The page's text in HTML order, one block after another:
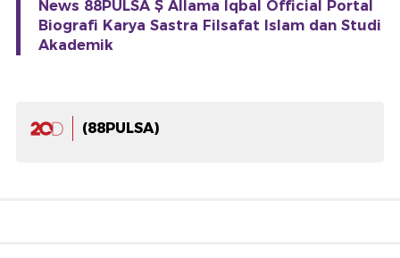
News 88PULSA $ Allama Iqbal Official Portal
Biografi Karya Sastra Filsafat Islam dan Studi
Akademik
(88PULSA)